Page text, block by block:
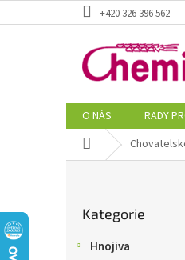
na
+420 326 396 562
O NÁS RADY
Domů
kategorie
Kategorie
Hnojiva